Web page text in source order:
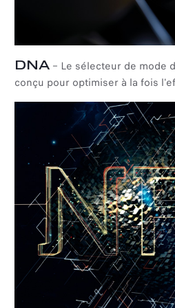
DNA – Le sélecteur de mode
conçu pour optimiser à la fois
performances dans diverses
DYNAMICest
conduite sportive exaltante,
accrue et une réponse plus
une agilité et un contrôle
offre un équilibre harmonieux
confort, ce qui le rend idéal
Dans les versions hybrides, le
réponse de la direction sont
conduite quotidienne plus
EFFICIENCYmaximise
l'autonomie électrique pour un
A », Tonale Ibrida Plug-in Q4